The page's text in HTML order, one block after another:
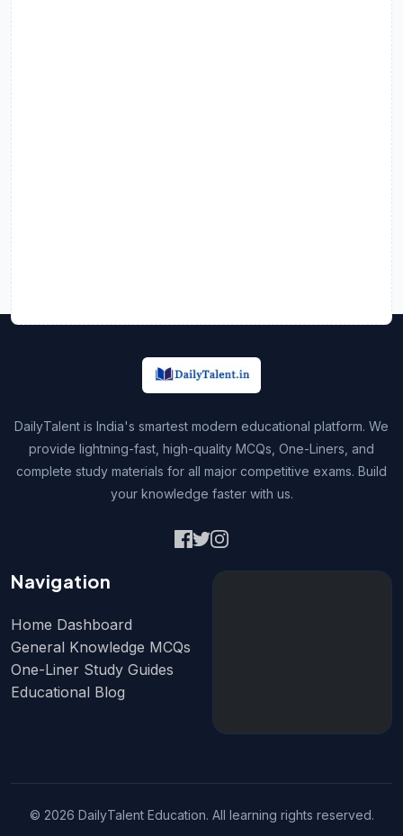
DailyTalent is India's smartest modern educational platform. We
provide lightning-fast, high-quality MCQs, One-Liners, and
complete study materials for all major competitive exams. Build
your knowledge faster with us.
Navigation
Home Dashboard
General Knowledge MCQs
One-Liner Study Guides
Educational Blog
© 2026 DailyTalent Education. All learning rights reserved.